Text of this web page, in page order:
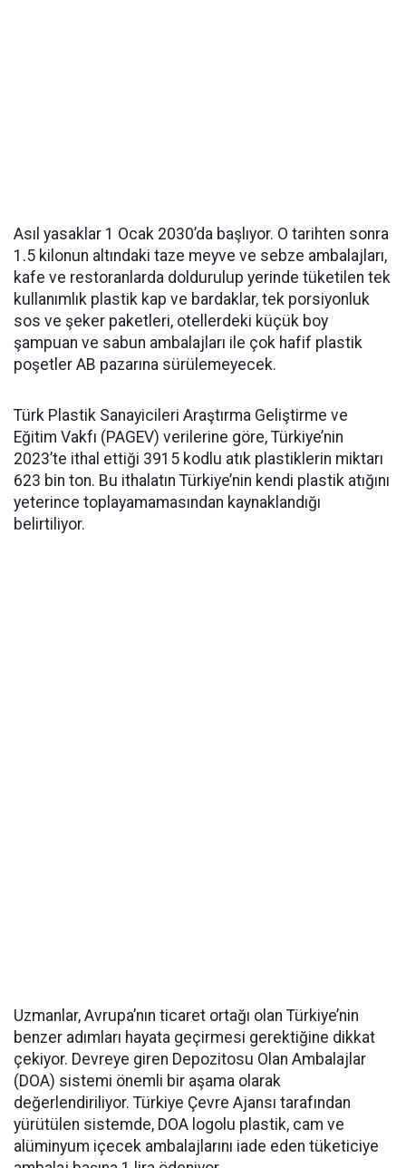
Asıl yasaklar 1 Ocak 2030’da başlıyor. O tarihten sonra
1.5 kilonun altındaki taze meyve ve sebze ambalajları,
kafe ve restoranlarda doldurulup yerinde tüketilen tek
kullanımlık plastik kap ve bardaklar, tek porsiyonluk
sos ve şeker paketleri, otellerdeki küçük boy
şampuan ve sabun ambalajları ile çok hafif plastik
poşetler AB pazarına sürülemeyecek.
Türk Plastik Sanayicileri Araştırma Geliştirme ve
Eğitim Vakfı (PAGEV) verilerine göre, Türkiye’nin
2023’te ithal ettiği 3915 kodlu atık plastiklerin miktarı
623 bin ton. Bu ithalatın Türkiye’nin kendi plastik atığını
yeterince toplayamamasından kaynaklandığı
belirtiliyor.
Uzmanlar, Avrupa’nın ticaret ortağı olan Türkiye’nin
benzer adımları hayata geçirmesi gerektiğine dikkat
çekiyor. Devreye giren Depozitosu Olan Ambalajlar
(DOA) sistemi önemli bir aşama olarak
değerlendiriliyor. Türkiye Çevre Ajansı tarafından
yürütülen sistemde, DOA logolu plastik, cam ve
alüminyum içecek ambalajlarını iade eden tüketiciye